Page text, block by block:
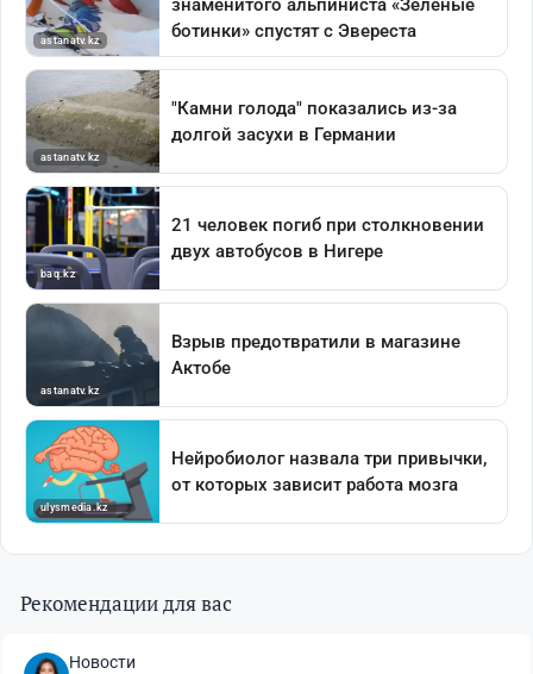
Рекомендации для вас
Новости